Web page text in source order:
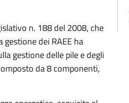
n. 188 del 2008, che
dei RAEE ha
gestione delle pile e degli
da 8 componenti,